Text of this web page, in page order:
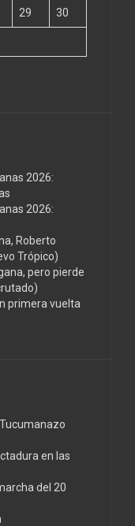
29 30
2026:
2026:
Roberto
Trópico)
pero pierde
primera vuelta
en las
del 20